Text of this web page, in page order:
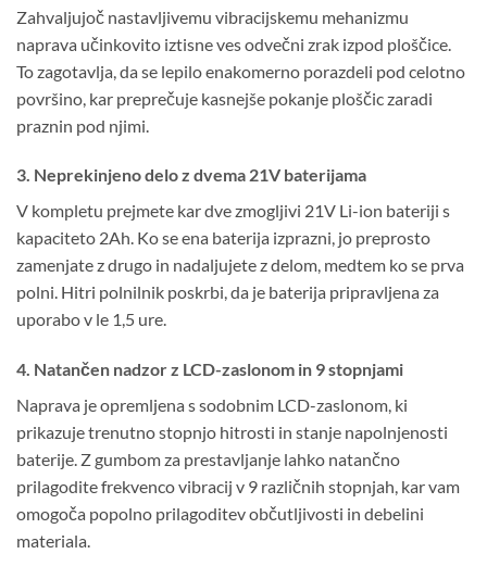
Zahvaljujoč nastavljivemu vibracijskemu mehanizmu
naprava učinkovito iztisne ves odvečni zrak izpod ploščice.
To zagotavlja, da se lepilo enakomerno porazdeli pod celotno
površino, kar preprečuje kasnejše pokanje ploščic zaradi
praznin pod njimi.
3. Neprekinjeno delo z dvema 21V baterijama
V kompletu prejmete kar dve zmogljivi 21V Li-ion bateriji s
kapaciteto 2Ah. Ko se ena baterija izprazni, jo preprosto
zamenjate z drugo in nadaljujete z delom, medtem ko se prva
polni. Hitri polnilnik poskrbi, da je baterija pripravljena za
uporabo v le 1,5 ure.
4. Natančen nadzor z LCD-zaslonom in 9 stopnjami
Naprava je opremljena s sodobnim LCD-zaslonom, ki
prikazuje trenutno stopnjo hitrosti in stanje napolnjenosti
baterije. Z gumbom za prestavljanje lahko natančno
prilagodite frekvenco vibracij v 9 različnih stopnjah, kar vam
omogoča popolno prilagoditev občutljivosti in debelini
materiala.